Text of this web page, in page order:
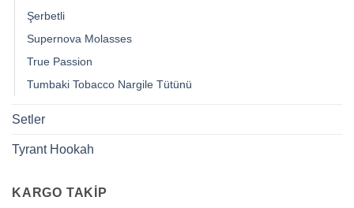
Şerbetli
Supernova Molasses
True Passion
Tumbaki Tobacco Nargile Tütünü
Setler
Tyrant Hookah
KARGO TAKIP